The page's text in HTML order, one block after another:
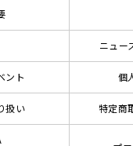
ニュー
ント 個
扱い 特定商